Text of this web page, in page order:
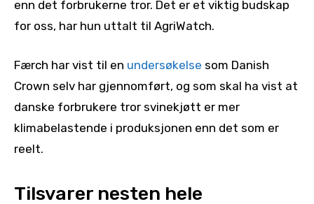
enn det forbrukerne tror. Det er et viktig budskap
for oss, har hun uttalt til AgriWatch.
Færch har vist til en undersøkelse som Danish
Crown selv har gjennomført, og som skal ha vist at
danske forbrukere tror svinekjøtt er mer
klimabelastende i produksjonen enn det som er
reelt.
Tilsvarer nesten hele